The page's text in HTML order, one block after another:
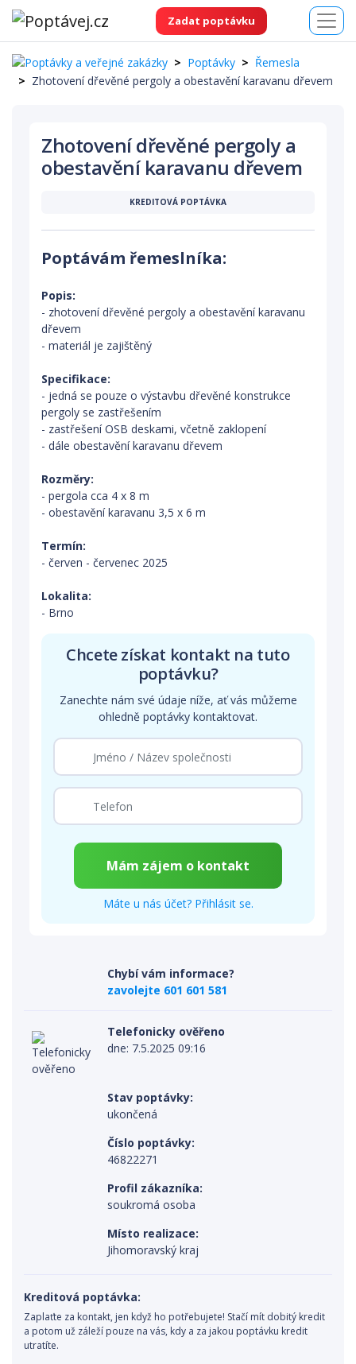
Zadat poptávku
Poptávky
Řemesla
Zhotovení dřevěné pergoly a obestavění karavanu dřevem
Zhotovení dřevěné pergoly a
obestavění karavanu dřevem
KREDITOVÁ POPTÁVKA
Poptávám řemeslníka:
Popis:
- zhotovení dřevěné pergoly a obestavění karavanu
dřevem
- materiál je zajištěný
Specifikace:
- jedná se pouze o výstavbu dřevěné konstrukce
pergoly se zastřešením
- zastřešení OSB deskami, včetně zaklopení
- dále obestavění karavanu dřevem
Rozměry:
- pergola cca 4 x 8 m
- obestavění karavanu 3,5 x 6 m
Termín:
- červen - červenec 2025
Lokalita:
- Brno
Chcete získat kontakt na tuto
poptávku?
Zanechte nám své údaje níže, ať vás můžeme
ohledně poptávky kontaktovat.
Máte u nás účet? Přihlásit se.
Chybí vám informace?
zavolejte 601 601 581
Telefonicky ověřeno
dne: 7.5.2025 09:16
Stav poptávky:
ukončená
Číslo poptávky:
46822271
Profil zákazníka:
soukromá osoba
Místo realizace:
Jihomoravský kraj
Kreditová poptávka:
Zaplaťte za kontakt, jen když ho potřebujete! Stačí mít dobitý kredit
a potom už záleží pouze na vás, kdy a za jakou poptávku kredit
utratíte.